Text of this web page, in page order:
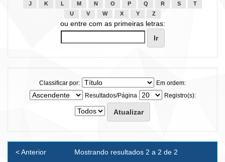
J
K L M N O P Q R S
T
U
V W X Y Z
ou entre com as primeiras letras:
Classificar por:
Em ordem:
Resultados/Página
Registro(s):
Mostrando resultados 2 a 2 de 2
< Anterior